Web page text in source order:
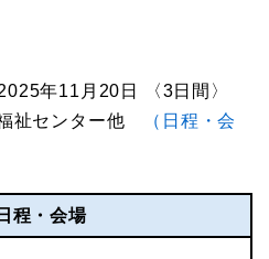
年11月20日 〈3日間〉
祉センター他
（日程・会
程・会場